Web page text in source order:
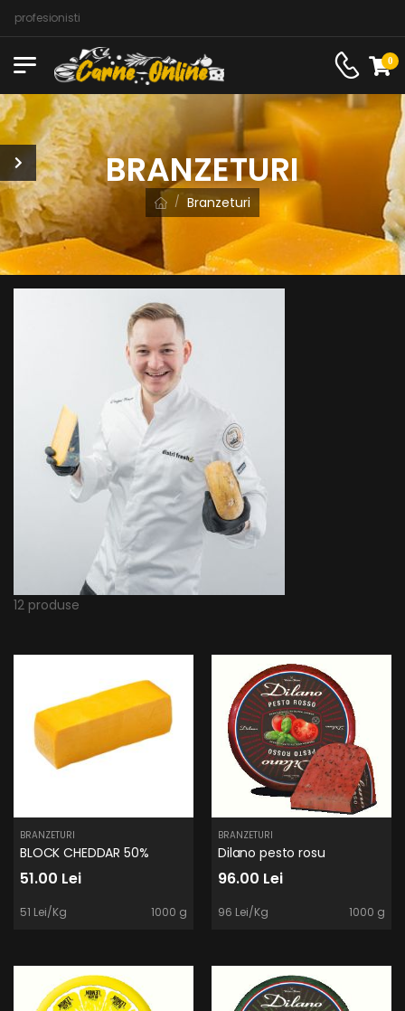
0
BRANZETURI
/ Branzeturi
12 produse
BRANZETURI
BLOCK CHEDDAR 50%
51.00 Lei
51 Lei/Kg 1000 g
BRANZETURI
Dilano pesto rosu
96.00 Lei
96 Lei/Kg 1000 g